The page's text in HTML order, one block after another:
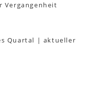
Vergangenheit
Quartal | aktueller